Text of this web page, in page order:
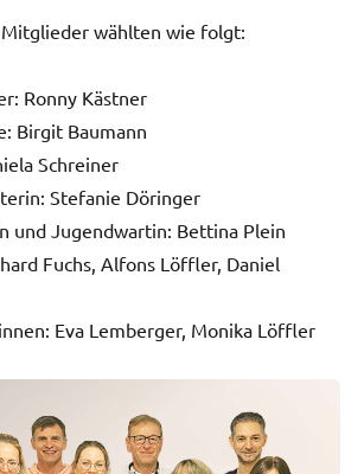
wählten wie folgt:
Ronny Kästner
Birgit Baumann
Schreiner
Stefanie Döringer
und Jugendwartin: Bettina Plein
Fuchs, Alfons Löffler, Daniel
Eva Lemberger, Monika Löffler